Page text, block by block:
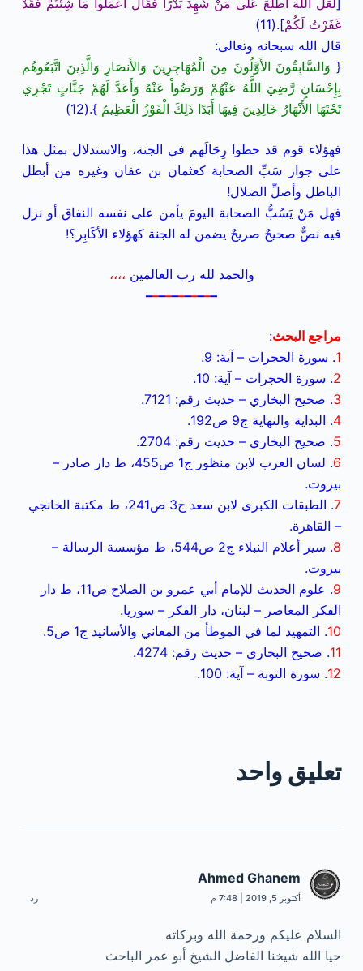
لَعَلَّ اللَّهَ اطَّلَعَ عَلَى مَنْ شَهِدَ بَدْرًا فَقَالَ اعْمَلُوا مَا شِئْتُمْ فَقَدْ
غَفَرْتُ لَكُمْ].(11)
قال الله سبحانه وتعالى:
{ وَالسَّابِقُونَ الأَوَّلُونَ مِنَ الْمُهَاجِرِينَ وَالأَنصَارِ وَالَّذِينَ اتَّبَعُوهُم
بِإِحْسَانٍ رَّضِيَ اللَّهُ عَنْهُمْ وَرَضُواْ عَنْهُ وَأَعَدَّ لَهُمْ جَنَّاتٍ تَجْرِي
تَحْتَهَا الأَنْهَارُ خَالِدِينَ فِيهَا أَبَدًا ذَلِكَ الْفَوْزُ الْعَظِيمُ }.(12)
فهؤلاء قوم قد حطوا رِحَالَهم في الجنة، والاستدلال بمثل هذا
على جواز سَبِّ الصحابة كعثمان بن عفان وغيره من أبطل
الباطل وأضلِّ الضلال!
فهل مَنْ يَسُبُّ الصحابة اليومَ يأمن على نفسه النفاق أو نزل
فيه نصٌّ صحيحٌ صريحٌ يضمن له الجنة كهؤلاء الأكَابِر؟!
والحمد لله رب العالمين ،،،،
–
–
–
–
–
–
–
–
–
–
–
مراجع البحث:
1. سورة الحجرات – آية: 9.
2. سورة الحجرات – آية: 10.
3. صحيح البخاري – حديث رقم: 7121.
4. البداية والنهاية ج9 ص192.
5. صحيح البخاري – حديث رقم: 2704.
6
. لسان العرب لابن منظور ج1 ص455، ط دار صادر –
بيروت.
7
. الطبقات الكبرى لابن سعد ج3 ص241، ط مكتبة الخانجي
– القاهرة.
8
. سير أعلام النبلاء ج2 ص544، ط مؤسسة الرسالة –
بيروت.
9
. علوم الحديث للإمام أبي عمرو بن الصلاح ص11، ط دار
الفكر المعاصر – لبنان، دار الفكر – سوريا.
10. التمهيد لما في الموطأ من المعاني والأسانيد ج1 ص5.
11. صحيح البخاري – حديث رقم: 4274.
12. سورة التوبة – آية: 100.
تعليق واحد
Ahmed Ghanem
أكتوبر 5, 2019 | 7:48 م رد
السلام عليكم ورحمة الله وبركاته
حيا الله شيخنا الفاضل الشيخ أبو عمر الباحث